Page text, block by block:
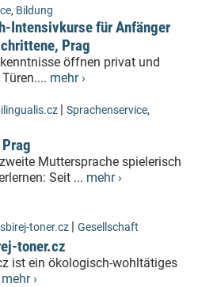
, Bildung
Intensivkurse für Anfänger
Prag
öffnen privat und
mehr ›
| Sprachenservice,
Muttersprache spielerisch
Seit ... mehr ›
toner.cz | Gesellschaft
toner.cz
ist ein ökologisch-wohltätiges
mehr ›